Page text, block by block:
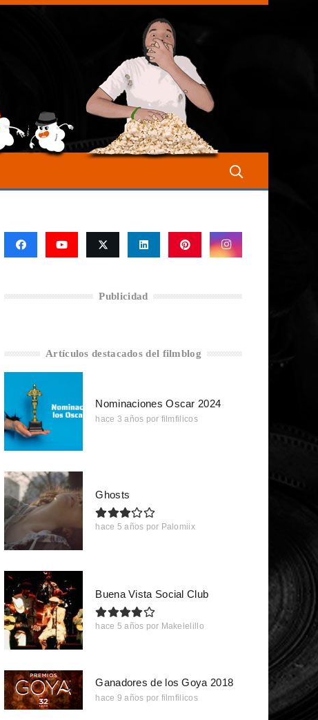
Publicidad
Artículos destacados del filmblog
Nominaciones Oscar 2024
hace 3 años por filmfilicos
Ghosts
hace 5 años por Palomiix
Buena Vista Social Club
hace 5 años por Makelelillo
Ganadores de los Goya 2018
hace 9 años por filmfilicos